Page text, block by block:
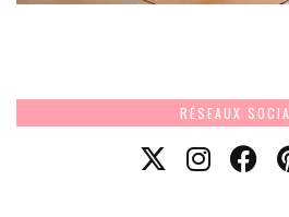
RÉSEAUX